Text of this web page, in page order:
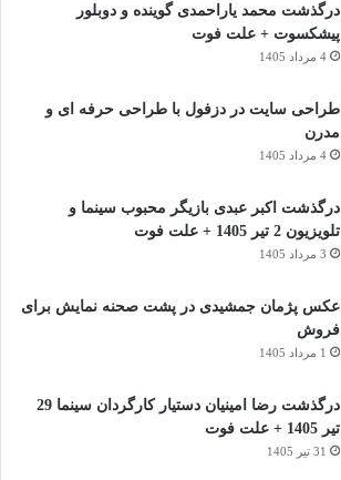
درگذشت محمد یاراحمدی گوینده و دوبلور
پیشکسوت + علت فوت
4 مرداد 1405
طراحی سایت در دزفول با طراحی حرفه‌ ای و
مدرن
4 مرداد 1405
درگذشت اکبر عبدی بازیگر محبوب سینما و
تلویزیون 2 تیر 1405 + علت فوت
3 مرداد 1405
عکس پژمان جمشیدی در پشت صحنه نمایش برای
فروش
1 مرداد 1405
درگذشت رضا امینیان دستیار کارگردان سینما 29
تیر 1405 + علت فوت
31 تیر 1405